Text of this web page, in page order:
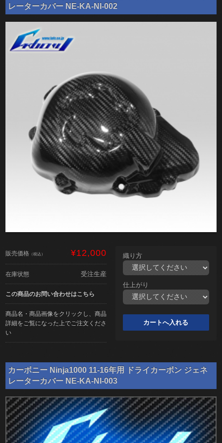
レーターカバー NE-KA-NI-002
販売価格 （税込） ¥12,000
在庫状態 受注生産
この商品のお問い合わせはこちら
商品名・商品画像をクリックし、商品
詳細をご覧になった上でご注文くださ
い
織り方
仕上がり
カーボニー Ninja1000 11-16年用 ドライカーボン ジェネ
レーターカバー NE-KA-NI-003